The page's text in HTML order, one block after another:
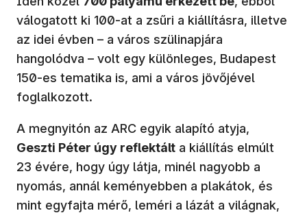
válogatott ki 100-at a zsűri a kiállításra, illetve
az idei évben – a város szülinapjára
hangolódva – volt egy különleges, Budapest
150-es tematika is, ami a város jövőjével
foglalkozott.
A megnyitón az ARC egyik alapító atyja,
Geszti Péter úgy reflektált a kiállítás elmúlt
23 évére, hogy úgy látja, minél nagyobb a
nyomás, annál keményebben a plakátok, és
mint egyfajta mérő, leméri a lázát a világnak,